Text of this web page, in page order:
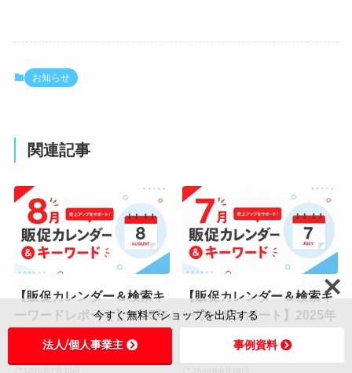
お知らせ
関連記事
【販促カレンダー＆検索キ
ーワードレポート】2025年
【販促カレンダー＆検索キ
ーワードレポート】2025年
今すぐ無料でショップを出店する
法人/個人事業主 事例資料